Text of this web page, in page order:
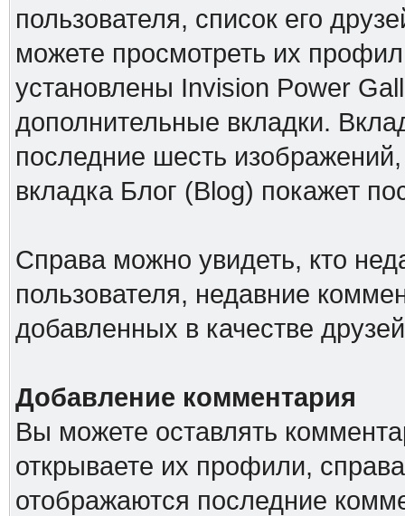
пользователя, список его
можете просмотреть их
установлены Invision Power
дополнительные вкладки.
последние шесть
вкладка Блог (Blog) покажет
Справа можно увидеть, кто
пользователя, недавние
добавленных в качестве
Добавление комментария
Вы можете оставлять
открываете их профили,
отображаются последние